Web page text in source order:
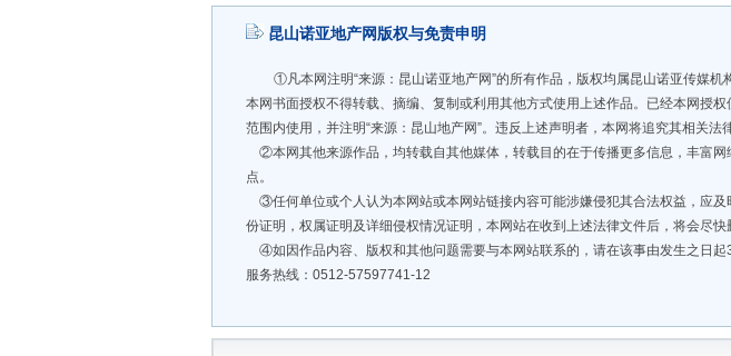
昆山诺亚地产网版权与免责申明
①凡本网注明“来源：昆山诺亚地产网”的所有作品，版权均属昆山诺亚传媒机
本网书面授权不得转载、摘编、复制或利用其他方式使用上述作品。已经本网授
范围内使用，并注明“来源：昆山地产网”。违反上述声明者，本网将追究其相关法
②本网其他来源作品，均转载自其他媒体，转载目的在于传播更多信息，丰富网
点。
③任何单位或个人认为本网站或本网站链接内容可能涉嫌侵犯其合法权益，应及
份证明，权属证明及详细侵权情况证明，本网站在收到上述法律文件后，将会尽快
④如因作品内容、版权和其他问题需要与本网站联系的，请在该事由发生之日起
服务热线：0512-57597741-12